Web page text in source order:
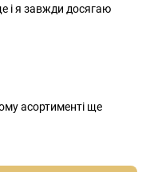
і я завжди досягаю
асортименті ще